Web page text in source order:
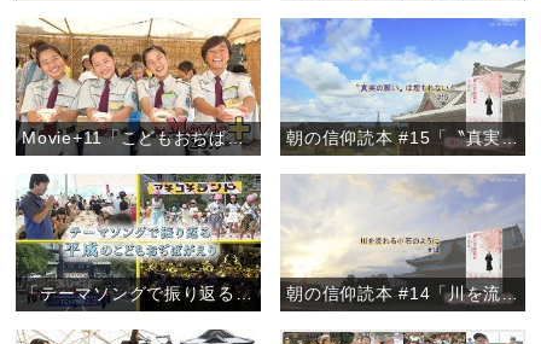
Movie+11「こどもおぢばがえり2019開幕」 朝の信仰読本 #15「〝真実の願い〟は埋もれない」
「テーマソングで振り返る 平成のこどもおぢばがえり」『ピックアップ動画』 朝の信仰読本 #14「川を流れる小石のように」